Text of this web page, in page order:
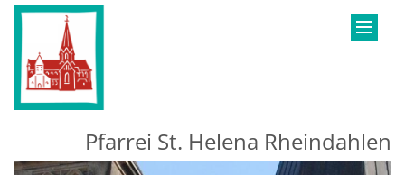
Zum Inhalt springen
Pfarrei St. Helena Rheindahlen